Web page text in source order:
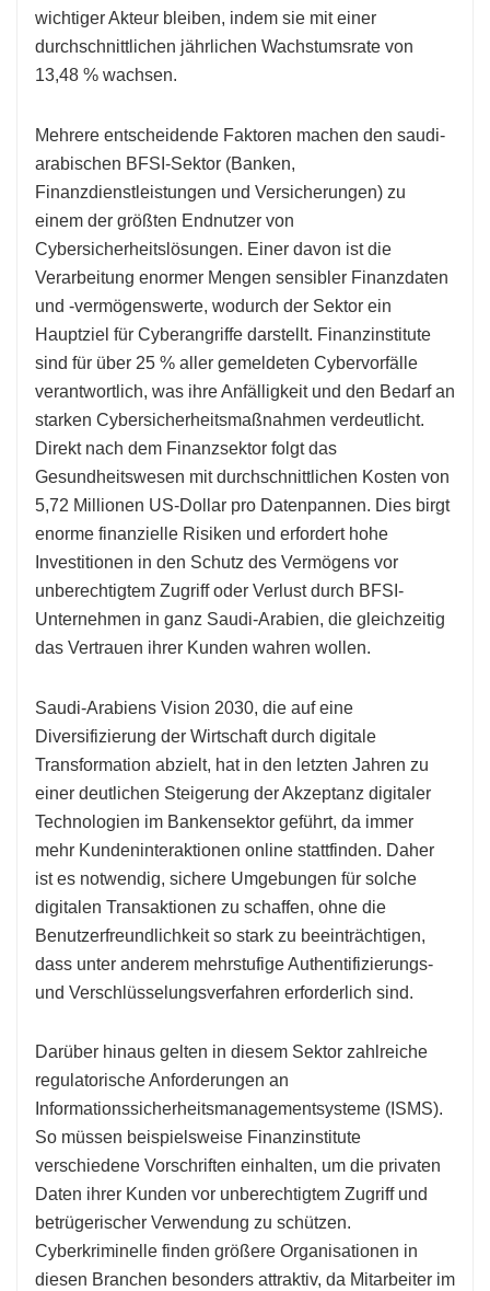
wichtiger Akteur bleiben, indem sie mit einer
durchschnittlichen jährlichen Wachstumsrate von
13,48 % wachsen.
Mehrere entscheidende Faktoren machen den saudi-
arabischen BFSI-Sektor (Banken,
Finanzdienstleistungen und Versicherungen) zu
einem der größten Endnutzer von
Cybersicherheitslösungen. Einer davon ist die
Verarbeitung enormer Mengen sensibler Finanzdaten
und -vermögenswerte, wodurch der Sektor ein
Hauptziel für Cyberangriffe darstellt. Finanzinstitute
sind für über 25 % aller gemeldeten Cybervorfälle
verantwortlich, was ihre Anfälligkeit und den Bedarf an
starken Cybersicherheitsmaßnahmen verdeutlicht.
Direkt nach dem Finanzsektor folgt das
Gesundheitswesen mit durchschnittlichen Kosten von
5,72 Millionen US-Dollar pro Datenpannen. Dies birgt
enorme finanzielle Risiken und erfordert hohe
Investitionen in den Schutz des Vermögens vor
unberechtigtem Zugriff oder Verlust durch BFSI-
Unternehmen in ganz Saudi-Arabien, die gleichzeitig
das Vertrauen ihrer Kunden wahren wollen.
Saudi-Arabiens Vision 2030, die auf eine
Diversifizierung der Wirtschaft durch digitale
Transformation abzielt, hat in den letzten Jahren zu
einer deutlichen Steigerung der Akzeptanz digitaler
Technologien im Bankensektor geführt, da immer
mehr Kundeninteraktionen online stattfinden. Daher
ist es notwendig, sichere Umgebungen für solche
digitalen Transaktionen zu schaffen, ohne die
Benutzerfreundlichkeit so stark zu beeinträchtigen,
dass unter anderem mehrstufige Authentifizierungs-
und Verschlüsselungsverfahren erforderlich sind.
Darüber hinaus gelten in diesem Sektor zahlreiche
regulatorische Anforderungen an
Informationssicherheitsmanagementsysteme (ISMS).
So müssen beispielsweise Finanzinstitute
verschiedene Vorschriften einhalten, um die privaten
Daten ihrer Kunden vor unberechtigtem Zugriff und
betrügerischer Verwendung zu schützen.
Cyberkriminelle finden größere Organisationen in
diesen Branchen besonders attraktiv, da Mitarbeiter im